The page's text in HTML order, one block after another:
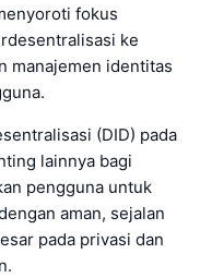
fokus
ke
manajemen identitas
(DID) pada
lainnya bagi
pengguna untuk
aman, sejalan
pada privasi dan